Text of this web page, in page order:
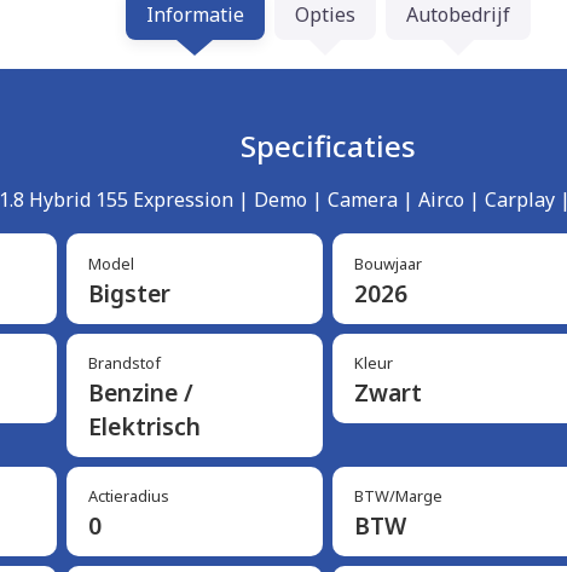
Informatie Opties Autobedrijf
Specificaties
1.8 Hybrid 155 Expression | Demo | Camera | Airco | Carplay
Model
Bigster
Bouwjaar
2026
Brandstof
Benzine /
Elektrisch
Kleur
Zwart
Actieradius
0
BTW/Marge
BTW